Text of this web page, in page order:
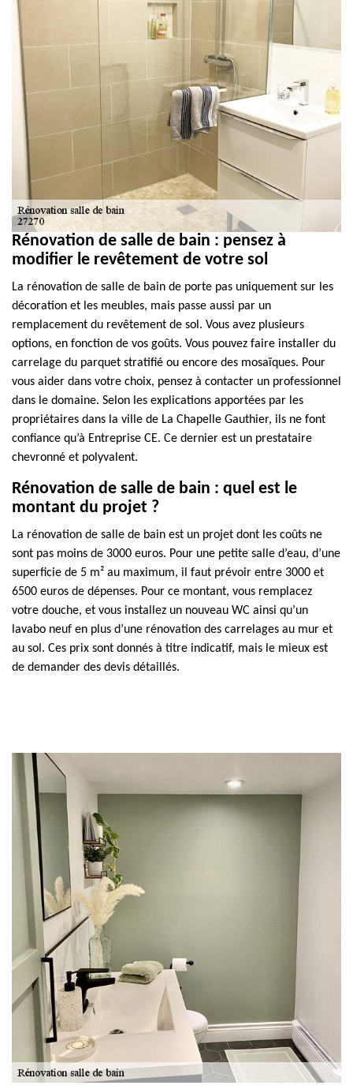
Rénovation de salle de bain : pensez à
modifier le revêtement de votre sol
La rénovation de salle de bain de porte pas uniquement sur les
décoration et les meubles, mais passe aussi par un
remplacement du revêtement de sol. Vous avez plusieurs
options, en fonction de vos goûts. Vous pouvez faire installer du
carrelage du parquet stratifié ou encore des mosaïques. Pour
vous aider dans votre choix, pensez à contacter un professionnel
dans le domaine. Selon les explications apportées par les
propriétaires dans la ville de La Chapelle Gauthier, ils ne font
confiance qu’à Entreprise CE. Ce dernier est un prestataire
chevronné et polyvalent.
Rénovation de salle de bain : quel est le
montant du projet ?
La rénovation de salle de bain est un projet dont les coûts ne
sont pas moins de 3000 euros. Pour une petite salle d’eau, d’une
superficie de 5 m² au maximum, il faut prévoir entre 3000 et
6500 euros de dépenses. Pour ce montant, vous remplacez
votre douche, et vous installez un nouveau WC ainsi qu’un
lavabo neuf en plus d’une rénovation des carrelages au mur et
au sol. Ces prix sont donnés à titre indicatif, mais le mieux est
de demander des devis détaillés.